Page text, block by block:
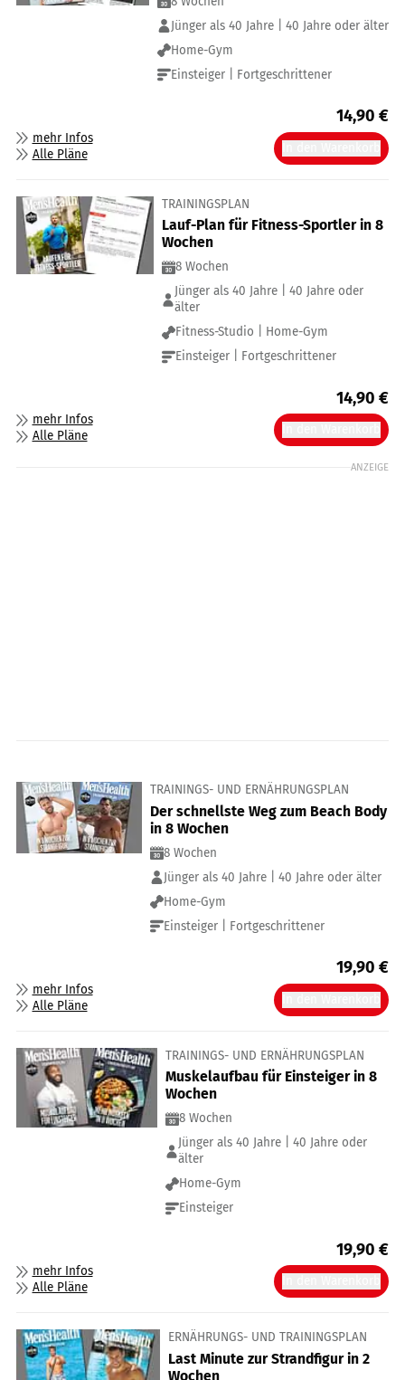
Jünger als 40 Jahre | 40 Jahre oder älter
Home-Gym
Einsteiger | Fortgeschrittener
mehr Infos
Alle Pläne
14,90 €
TRAININGSPLAN
Lauf-Plan für Fitness-Sportler in 8
Wochen
8 Wochen
Jünger als 40 Jahre | 40 Jahre oder
älter
Fitness-Studio | Home-Gym
Einsteiger | Fortgeschrittener
mehr Infos
Alle Pläne
14,90 €
ANZEIGE
TRAININGS- UND ERNÄHRUNGSPLAN
Der schnellste Weg zum Beach Body
in 8 Wochen
8 Wochen
Jünger als 40 Jahre | 40 Jahre oder älter
Home-Gym
Einsteiger | Fortgeschrittener
mehr Infos
Alle Pläne
19,90 €
TRAININGS- UND ERNÄHRUNGSPLAN
Muskelaufbau für Einsteiger in 8
Wochen
8 Wochen
Jünger als 40 Jahre | 40 Jahre oder
älter
Home-Gym
Einsteiger
mehr Infos
Alle Pläne
19,90 €
ERNÄHRUNGS- UND TRAININGSPLAN
Last Minute zur Strandfigur in 2
Wochen